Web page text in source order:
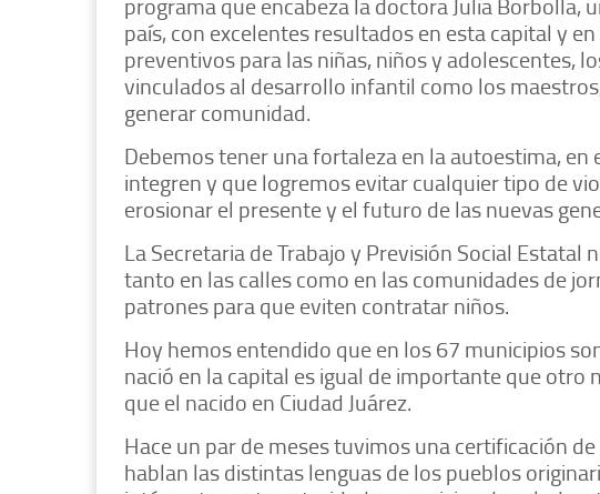
país, con excelentes resultados en esta capital y
preventivos para las niñas, niños y adolescentes,
vinculados al desarrollo infantil como los
generar comunidad.
Debemos tener una fortaleza en la autoestima,
integren y que logremos evitar cualquier tipo de
erosionar el presente y el futuro de las nuevas
La Secretaria de Trabajo y Previsión Social
tanto en las calles como en las comunidades de
patrones para que eviten contratar niños.
Hoy hemos entendido que en los 67 municipios
nació en la capital es igual de importante que otro
que el nacido en Ciudad Juárez.
Hace un par de meses tuvimos una certificación
hablan las distintas lenguas de los pueblos